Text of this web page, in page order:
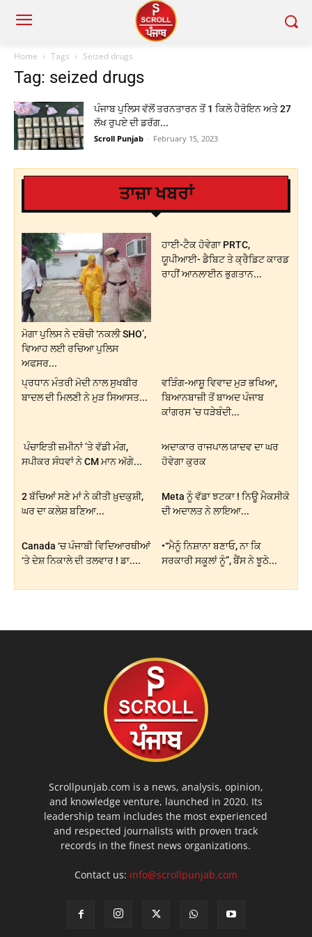
Home Tags Seized drugs
Tag: seized drugs
ਪੰਜਾਬ ਪੁਲਿਸ ਵੱਲੋਂ ਤਰਨਤਾਰਨ ਤੋਂ 1 ਕਿਲੋ ਹੈਰੋਇਨ ਅਤੇ 27
ਲੱਖ ਰੁਪਏ ਦੀ ਡਰੱਗ...
Scroll Punjab - February 15, 2023
ਤਾਜ਼ਾ ਖਬਰਾਂ
ਮੋਗਾ ਪੁਲਿਸ ਨੇ ਦਬੋਚੀ ‘ਨਕਲੀ SHO’,
ਵਿਆਹ ਲਈ ਰਚਿਆ ਪੁਲਿਸ
ਅਫਸਰ...
ਹਾਈ-ਟੈਕ ਹੋਵੇਗਾ PRTC,
ਯੂਪੀਆਈ- ਡੈਬਿਟ ਤੇ ਕ੍ਰੈਡਿਟ ਕਾਰਡ
ਰਾਹੀਂ ਆਨਲਾਈਨ ਭੁਗਤਾਨ...
ਪ੍ਰਧਾਨ ਮੰਤਰੀ ਮੋਦੀ ਨਾਲ ਸੁਖਬੀਰ
ਬਾਦਲ ਦੀ ਮਿਲਣੀ ਨੇ ਮੁੜ ਸਿਆਸਤ...
ਵੜਿੰਗ-ਆਸ਼ੂ ਵਿਵਾਦ ਮੁੜ ਭਖਿਆ,
ਬਿਆਨਬਾਜ਼ੀ ਤੋਂ ਬਾਅਦ ਪੰਜਾਬ
ਕਾਂਗਰਸ ’ਚ ਧੜੇਬੰਦੀ...
ਪੰਚਾਇਤੀ ਜ਼ਮੀਨਾਂ ’ਤੇ ਵੱਡੀ ਮੰਗ,
ਸਪੀਕਰ ਸੰਧਵਾਂ ਨੇ CM ਮਾਨ ਅੱਗੇ...
ਅਦਾਕਾਰ ਰਾਜਪਾਲ ਯਾਦਵ ਦਾ ਘਰ
ਹੋਵੇਗਾ ਕੁਰਕ
2 ਬੱਚਿਆਂ ਸਣੇ ਮਾਂ ਨੇ ਕੀਤੀ ਖ਼ੁਦਕੁਸ਼ੀ,
ਘਰ ਦਾ ਕਲੇਸ਼ ਬਣਿਆ...
Meta ਨੂੰ ਵੱਡਾ ਝਟਕਾ ! ਨਿਊ ਮੈਕਸੀਕੋ
ਦੀ ਅਦਾਲਤ ਨੇ ਲਾਇਆ...
Canada ‘ਚ ਪੰਜਾਬੀ ਵਿਦਿਆਰਥੀਆਂ
‘ਤੇ ਦੇਸ਼ ਨਿਕਾਲੇ ਦੀ ਤਲਵਾਰ ! ਡਾ....
•“ਮੈਨੂੰ ਨਿਸ਼ਾਨਾ ਬਣਾਓ, ਨਾ ਕਿ
ਸਰਕਾਰੀ ਸਕੂਲਾਂ ਨੂੰ”, ਬੈਂਸ ਨੇ ਝੂਠੇ...
Scrollpunjab.com is a news, analysis, opinion,
and knowledge venture, launched in 2020. Its
leadership team includes the most experienced
and respected journalists with proven track
records in the finest news organizations.
Contact us: info@scrollpunjab.com